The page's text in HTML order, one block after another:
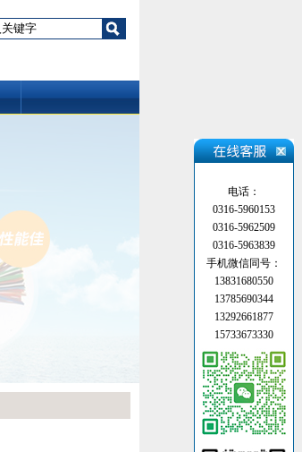
电话：
0316-5960153
0316-5962509
0316-5963839
手机微信同号：
13831680550
13785690344
13292661877
15733673330